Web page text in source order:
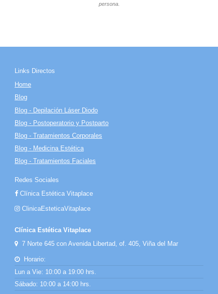
persona.
Links Directos
Home
Blog
Blog - Depilación Láser Diodo
Blog - Postoperatorio y Postparto
Blog - Tratamientos Corporales
Blog - Medicina Estética
Blog - Tratamientos Faciales
Redes Sociales
Clínica Estética Vitaplace
ClinicaEsteticaVitaplace
Clínica Estética Vitaplace
7 Norte 645 con Avenida Libertad, of. 405, Viña del Mar
Horario:
Lun a Vie: 10:00 a 19:00 hrs.
Sábado: 10:00 a 14:00 hrs.